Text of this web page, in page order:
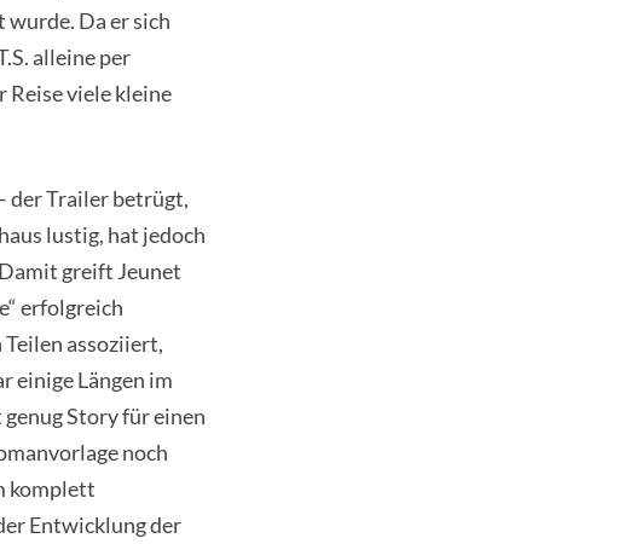
Da er sich
alleine per
Reise viele kleine
der Trailer betrügt,
lustig, hat jedoch
greift Jeunet
erfolgreich
assoziiert,
einige Längen im
Story für einen
noch
komplett
Entwicklung der